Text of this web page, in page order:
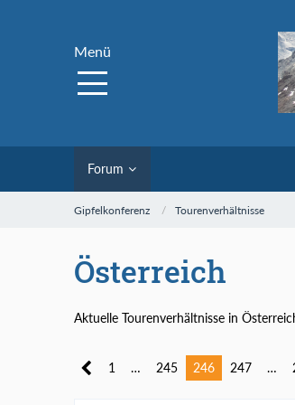
Menü
Forum
Gipfelkonferenz Tourenverhältnisse
Österreich
Aktuelle Tourenverhältnisse in
1 … 245 246 247 …